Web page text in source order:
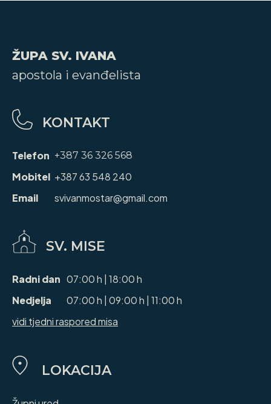
ŽUPA SV. IVANA
apostola i evanđelista
KONTAKT
Telefon +387 36 326 568
Mobitel +387 63 548 240
Email
svivanmostar@gmail.com
SV. MISE
Radni dan 07:00 h | 18:00 h
Nedjelja
07:00 h | 09:00 h | 11:00 h
vidi tjedni raspored misa
LOKACIJA